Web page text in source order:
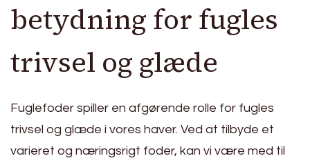
betydning for fugles
trivsel og glæde
Fuglefoder spiller en afgørende rolle for fugles
trivsel og glæde i vores haver. Ved at tilbyde et
varieret og næringsrigt foder, kan vi være med til